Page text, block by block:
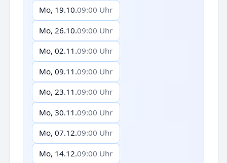
Mo, 19.10.09:00 Uhr
Mo, 26.10.09:00 Uhr
Mo, 02.11.09:00 Uhr
Mo, 09.11.09:00 Uhr
Mo, 23.11.09:00 Uhr
Mo, 30.11.09:00 Uhr
Mo, 07.12.09:00 Uhr
Mo, 14.12.09:00 Uhr